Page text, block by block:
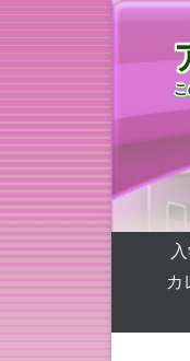
第1メニ
コンテン
カ